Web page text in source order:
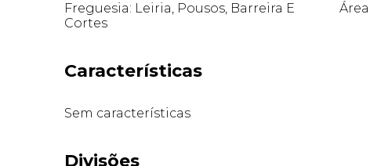
Freguesia: Leiria, Pousos, Barreira E
Cortes
Características
Sem características
Divisões